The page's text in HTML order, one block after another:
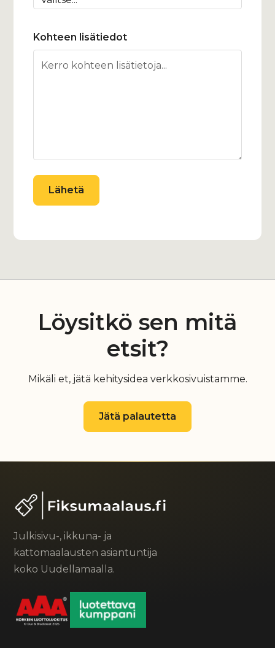
Kohteen lisätiedot
Löysitkö sen mitä
etsit?
Mikäli et, jätä kehitysidea verkkosivuistamme.
Jätä palautetta
Julkisivu-, ikkuna- ja
kattomaalausten asiantuntija
koko Uudellamaalla.